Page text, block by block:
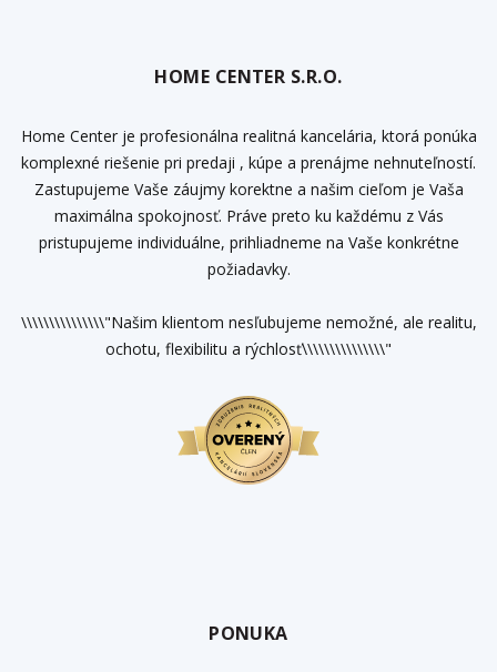
HOME CENTER S.R.O.
Home Center je profesionálna realitná kancelária, ktorá ponúka
komplexné riešenie pri predaji , kúpe a prenájme nehnuteľností.
Zastupujeme Vaše záujmy korektne a našim cieľom je Vaša
maximálna spokojnosť. Práve preto ku každému z Vás
pristupujeme individuálne, prihliadneme na Vaše konkrétne
požiadavky.
\\\\\\\\\\\\\\\"Našim klientom nesľubujeme nemožné, ale realitu,
ochotu, flexibilitu a rýchlosť\\\\\\\\\\\\\\\"
PONUKA